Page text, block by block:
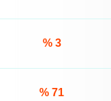
% 3
% 71